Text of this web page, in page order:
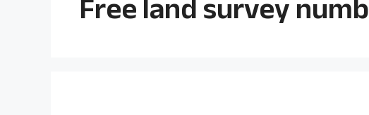
Free land survey